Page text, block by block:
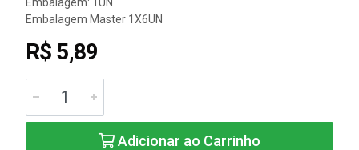
Embalagem Master 1X6UN
R$ 5,89
Adicionar ao Carrinho